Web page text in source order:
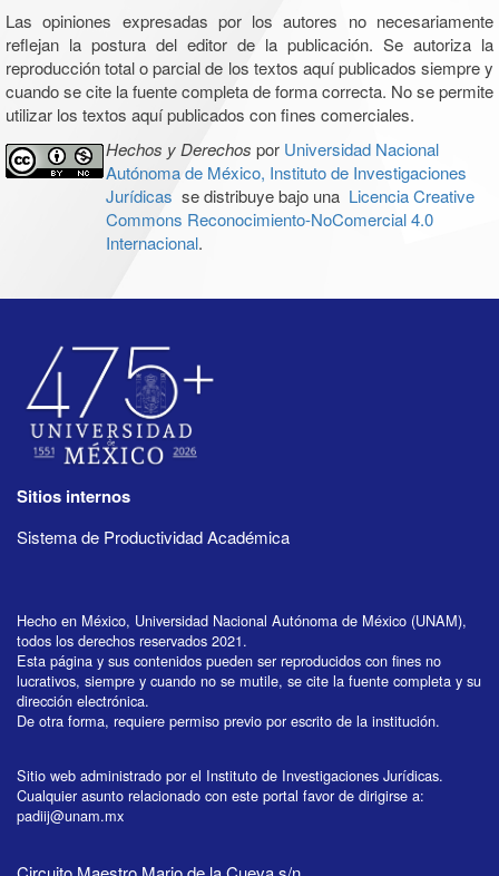
Las opiniones expresadas por los autores no necesariamente
reflejan la postura del editor de la publicación. Se autoriza la
reproducción total o parcial de los textos aquí publicados siempre y
cuando se cite la fuente completa de forma correcta. No se permite
utilizar los textos aquí publicados con fines comerciales.
Hechos y Derechos por Universidad Nacional
Autónoma de México, Instituto de Investigaciones
Jurídicas se distribuye bajo una Licencia Creative
Commons Reconocimiento-NoComercial 4.0
Internacional.
Sitios internos
Sistema de Productividad Académica
Hecho en México, Universidad Nacional Autónoma de México (UNAM),
todos los derechos reservados 2021.
Esta página y sus contenidos pueden ser reproducidos con fines no
lucrativos, siempre y cuando no se mutile, se cite la fuente completa y su
dirección electrónica.
De otra forma, requiere permiso previo por escrito de la institución.
Sitio web administrado por el Instituto de Investigaciones Jurídicas.
Cualquier asunto relacionado con este portal favor de dirigirse a:
padiij@unam.mx